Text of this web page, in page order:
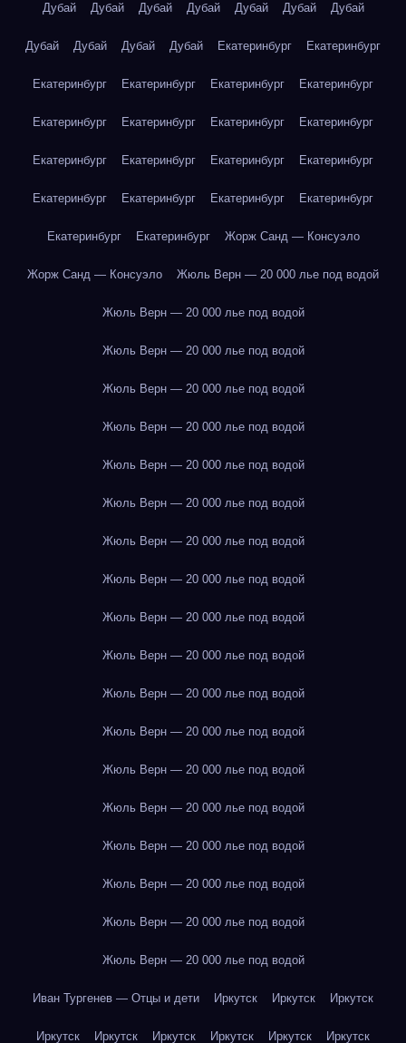
Дубай Дубай Дубай Дубай Дубай Дубай Дубай
Дубай Дубай Дубай Дубай Екатеринбург Екатеринбург
Екатеринбург Екатеринбург Екатеринбург Екатеринбург
Екатеринбург Екатеринбург Екатеринбург Екатеринбург
Екатеринбург Екатеринбург Екатеринбург Екатеринбург
Екатеринбург Екатеринбург Екатеринбург Екатеринбург
Екатеринбург Екатеринбург Жорж Санд — Консуэло
Жорж Санд — Консуэло Жюль Верн — 20 000 лье под водой
Жюль Верн — 20 000 лье под водой
Жюль Верн — 20 000 лье под водой
Жюль Верн — 20 000 лье под водой
Жюль Верн — 20 000 лье под водой
Жюль Верн — 20 000 лье под водой
Жюль Верн — 20 000 лье под водой
Жюль Верн — 20 000 лье под водой
Жюль Верн — 20 000 лье под водой
Жюль Верн — 20 000 лье под водой
Жюль Верн — 20 000 лье под водой
Жюль Верн — 20 000 лье под водой
Жюль Верн — 20 000 лье под водой
Жюль Верн — 20 000 лье под водой
Жюль Верн — 20 000 лье под водой
Жюль Верн — 20 000 лье под водой
Жюль Верн — 20 000 лье под водой
Жюль Верн — 20 000 лье под водой
Жюль Верн — 20 000 лье под водой
Иван Тургенев — Отцы и дети Иркутск Иркутск Иркутск
Иркутск Иркутск Иркутск Иркутск Иркутск Иркутск